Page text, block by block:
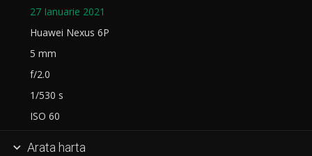
27 Ianuarie 2021
Huawei Nexus 6P
5 mm
f/2.0
1/530 s
ISO 60
 Arata harta